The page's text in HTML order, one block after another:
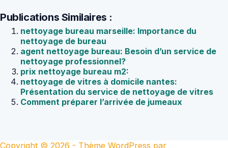
Publications Similaires :
nettoyage bureau marseille: Importance du
nettoyage de bureau
agent nettoyage bureau: Besoin d’un service de
nettoyage professionnel?
prix nettoyage bureau m2:
nettoyage de vitres à domicile nantes:
Présentation du service de nettoyage de vitres
Comment préparer l’arrivée de jumeaux
Copyright © 2026 - Thème WordPress par